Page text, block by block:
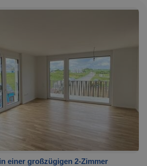
einer großzügigen 2-Zimmer